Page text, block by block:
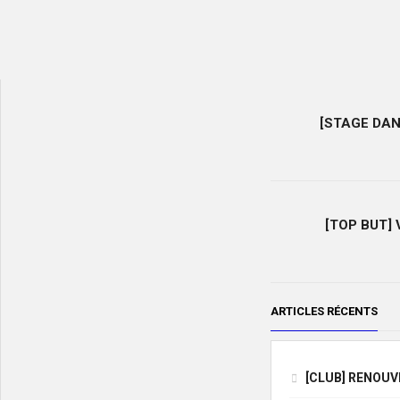
[STAGE
[TOP
ARTICLES RÉCENTS
[CLUB]